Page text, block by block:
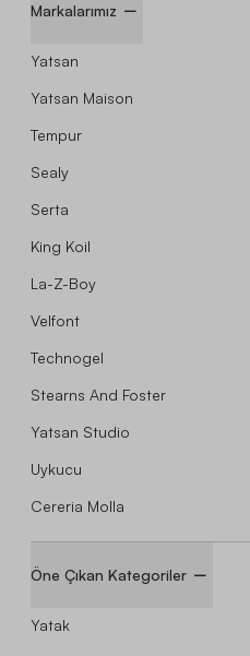
Markalarımız
Yatsan
Yatsan Maison
Tempur
Sealy
Serta
King Koil
La-Z-Boy
Velfont
Technogel
Stearns And Foster
Yatsan Studio
Uykucu
Cereria Molla
Öne Çıkan Kategoriler
Yatak